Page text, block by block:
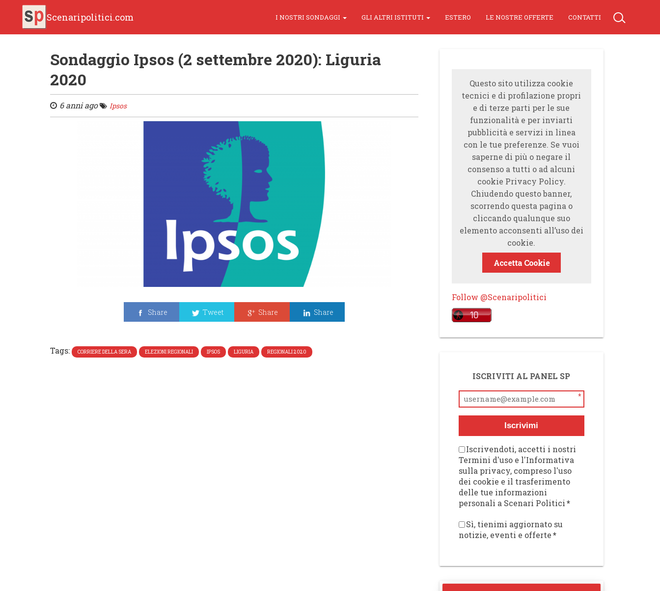
Scenaripolitici.com I NOSTRI SONDAGGI GLI ALTRI ISTITUTI ESTERO LE NOSTRE OFFERTE CONTATTI
Sondaggio Ipsos (2 settembre 2020): Liguria
2020
6 anni ago Ipsos
Share Tweet Share Share
Tags: CORRIERE DELLA SERA ELEZIONI REGIONALI IPSOS LIGURIA REGIONALI 2020
Questo sito utilizza cookie
tecnici e di profilazione propri
e di terze parti per le sue
funzionalità e per inviarti
pubblicità e servizi in linea
con le tue preferenze. Se vuoi
saperne di più o negare il
consenso a tutti o ad alcuni
cookie Privacy Policy.
Chiudendo questo banner,
scorrendo questa pagina o
cliccando qualunque suo
elemento acconsenti all’uso dei
cookie.
Accetta Cookie
Follow @Scenaripolitici
ISCRIVITI AL PANEL SP
*
Iscrivimi
Iscrivendoti, accetti i nostri
Termini d'uso e l'Informativa
sulla privacy, compreso l'uso
dei cookie e il trasferimento
delle tue informazioni
personali a Scenari Politici*
Sì, tienimi aggiornato su
notizie, eventi e offerte*